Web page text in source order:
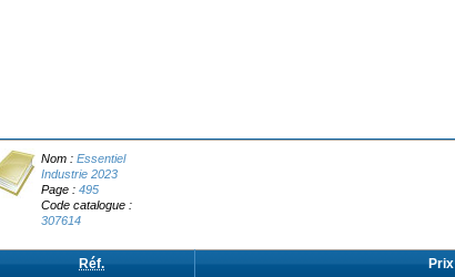
Nom :Essentiel
Industrie 2023
Page :495
Code catalogue :
307614
Réf. Prix